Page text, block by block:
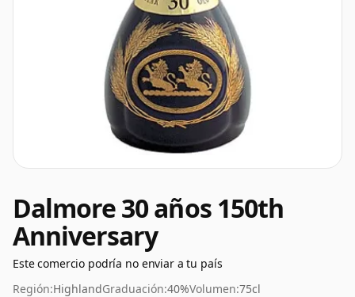
Dalmore 30 años 150th
Anniversary
Este comercio podría no enviar a tu país
Región:HighlandGraduación:40%Volumen:75cl